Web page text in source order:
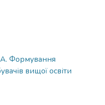
Формування
вищої освіти